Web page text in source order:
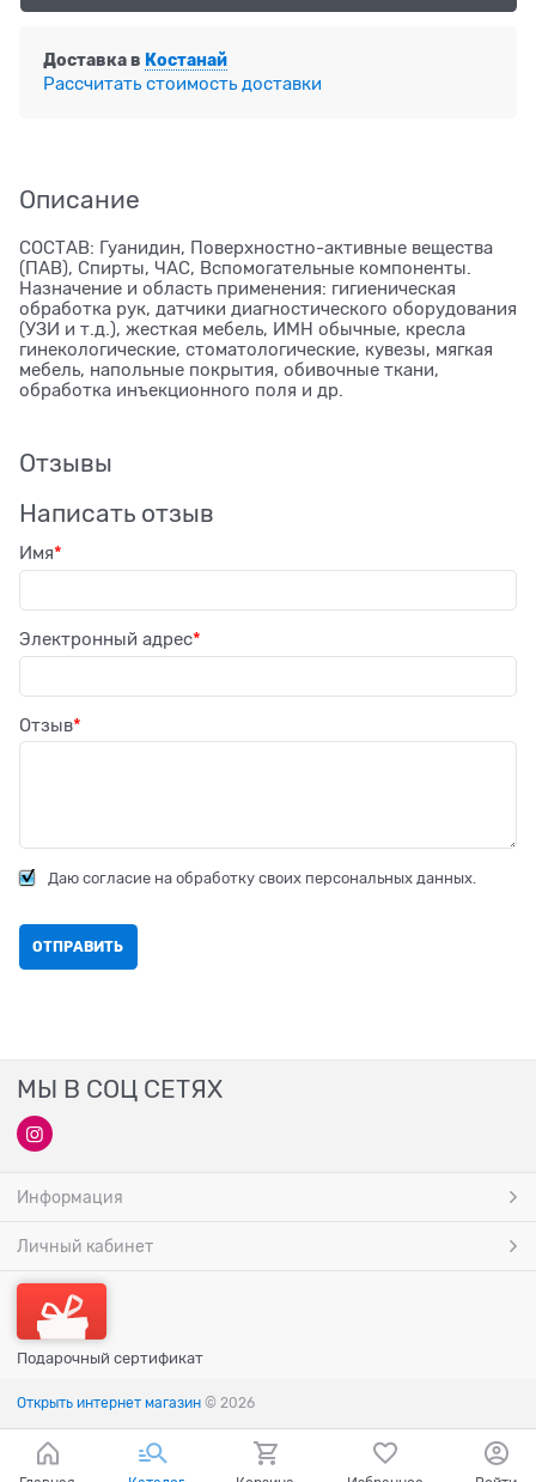
Доставка в Костанай
Рассчитать стоимость доставки
Описание
СОСТАВ: Гуанидин, Поверхностно-активные вещества
(ПАВ), Спирты, ЧАС, Вспомогательные компоненты.
Назначение и область применения: гигиеническая
обработка рук, датчики диагностического оборудования
(УЗИ и т.д.), жесткая мебель, ИМН обычные, кресла
гинекологические, стоматологические, кувезы, мягкая
мебель, напольные покрытия, обивочные ткани,
обработка инъекционного поля и др.
Отзывы
Написать отзыв
Имя
Электронный адрес
Отзыв
Даю согласие на обработку своих персональных данных.
МЫ В СОЦ СЕТЯХ
Информация
Личный кабинет
Подарочный сертификат
Открыть интернет магазин © 2026